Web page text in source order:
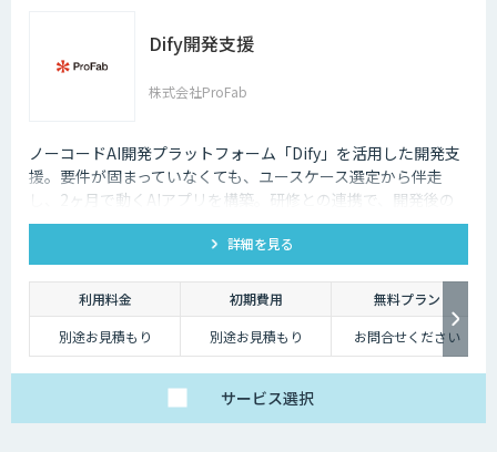
Dify開発支援
株式会社ProFab
ノーコードAI開発プラットフォーム「Dify」を活用した開発支
援。要件が固まっていなくても、ユースケース選定から伴走
し、2ヶ月で動くAIアプリを構築。研修との連携で、開発後の
内製化・自走までサポートします。
詳細を見る
利用料金 初期費用
無料プラン
別途お見積もり
別途お見積もり お問合せください
サービス選択